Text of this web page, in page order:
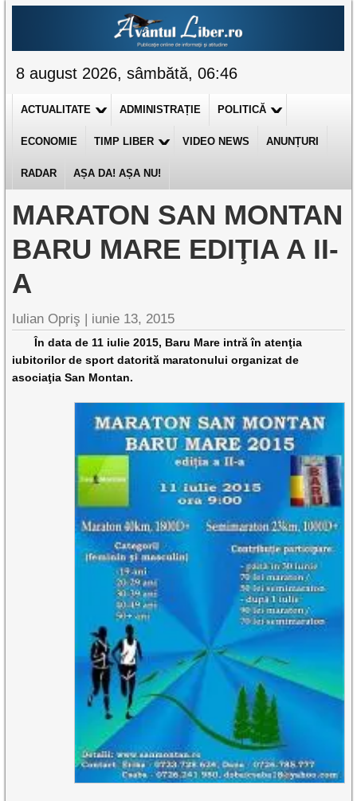
8 august 2026, sâmbătă, 06:46
ACTUALITATE ADMINISTRAȚIE POLITICĂ
ECONOMIE TIMP LIBER VIDEO NEWS ANUNȚURI
RADAR AȘA DA! AȘA NU!
MARATON SAN MONTAN
BARU MARE EDIŢIA A II-
A
Iulian Opriş | iunie 13, 2015
În data de 11 iulie 2015, Baru Mare intră în atenţia
iubitorilor de sport datorită maratonului organizat de
asociaţia San Montan.